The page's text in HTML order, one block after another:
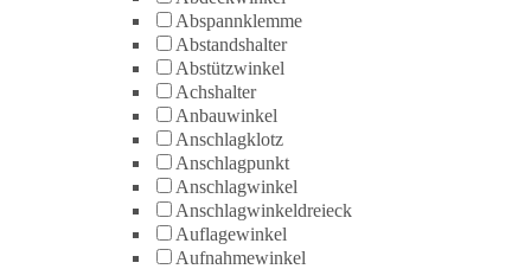
Abspannklemme
Abstandshalter
Abstützwinkel
Achshalter
Anbauwinkel
Anschlagklotz
Anschlagpunkt
Anschlagwinkel
Anschlagwinkeldreieck
Auflagewinkel
Aufnahmewinkel